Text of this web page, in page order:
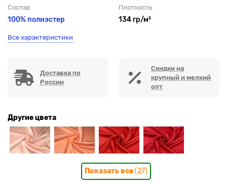
Состав
100% полиэстер
Плотность
134 гр/м²
Все характеристики
Доставка по
России
Скидки на
крупный и мелкий
опт
Другие цвета
Показать все(27)